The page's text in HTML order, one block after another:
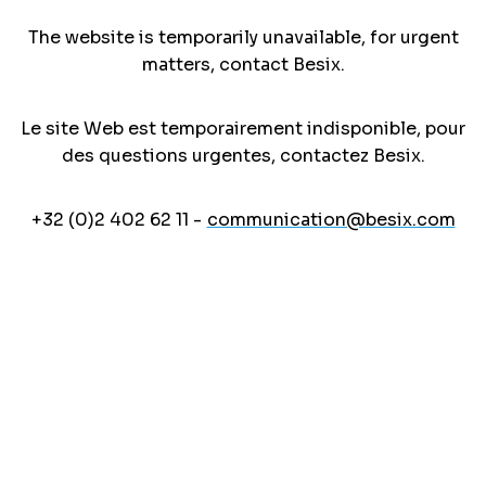
The website is temporarily unavailable, for urgent
matters, contact Besix.
Le site Web est temporairement indisponible, pour
des questions urgentes, contactez Besix.
+32 (0)2 402 62 11 - communication@besix.com